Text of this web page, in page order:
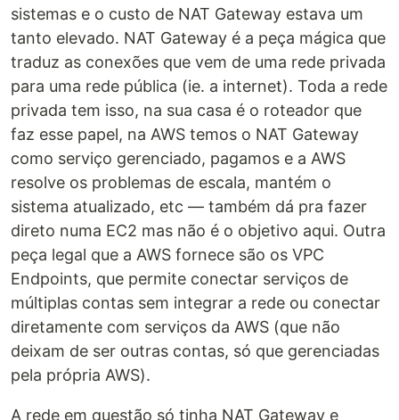
sistemas e o custo de NAT Gateway estava um
tanto elevado. NAT Gateway é a peça mágica que
traduz as conexões que vem de uma rede privada
para uma rede pública (ie. a internet). Toda a rede
privada tem isso, na sua casa é o roteador que
faz esse papel, na AWS temos o NAT Gateway
como serviço gerenciado, pagamos e a AWS
resolve os problemas de escala, mantém o
sistema atualizado, etc — também dá pra fazer
direto numa EC2 mas não é o objetivo aqui. Outra
peça legal que a AWS fornece são os VPC
Endpoints, que permite conectar serviços de
múltiplas contas sem integrar a rede ou conectar
diretamente com serviços da AWS (que não
deixam de ser outras contas, só que gerenciadas
pela própria AWS).
A rede em questão só tinha NAT Gateway e